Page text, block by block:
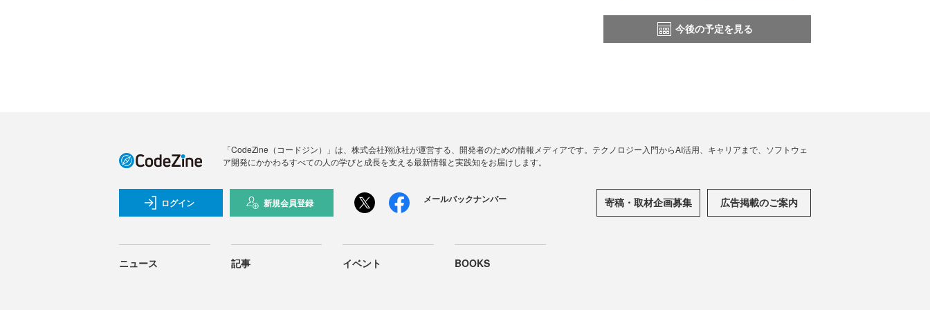
今後の予定を見る
「CodeZine（コードジン）」は、株式会社翔泳社が運営する、開発者のための情報メディアです。テクノロジー入門からAI活用、キャリアまで、ソフトウェ
ア開発にかかわるすべての人の学びと成長を支える最新情報と実践知をお届けします。
ログイン 新規会員登録 メールバックナンバー 寄稿・取材企画募集 広告掲載のご案内
ニュース 記事 イベント BOOKS